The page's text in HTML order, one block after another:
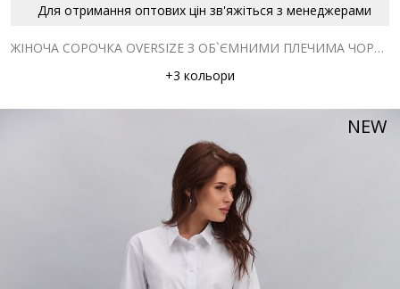
Для отримання оптових цін зв'яжіться з менеджерами
ЖІНОЧА СОРОЧКА OVERSIZE З ОБ`ЄМНИМИ ПЛЕЧИМА ЧОРНА
+3 кольори
NEW